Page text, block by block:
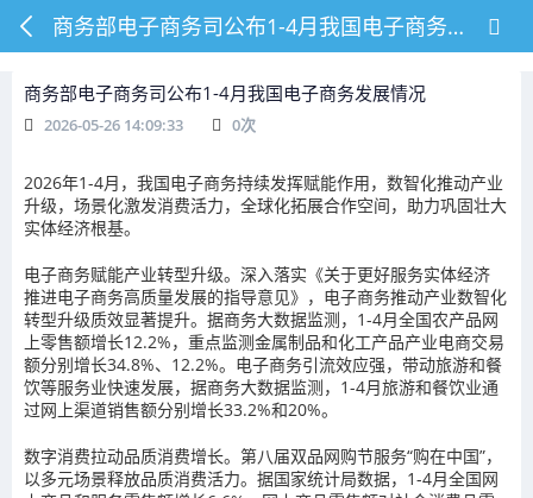
商务部电子商务司公布1-4月我国电子商务发展情况
商务部电子商务司公布1-4月我国电子商务发展情况
2026-05-26 14:09:33 0次
2026年1-4月，我国电子商务持续发挥赋能作用，数智化推动产业
升级，场景化激发消费活力，全球化拓展合作空间，助力巩固壮大
实体经济根基。
电子商务赋能产业转型升级。深入落实《关于更好服务实体经济
推进电子商务高质量发展的指导意见》，电子商务推动产业数智化
转型升级质效显著提升。据商务大数据监测，1-4月全国农产品网
上零售额增长12.2%，重点监测金属制品和化工产品产业电商交易
额分别增长34.8%、12.2%。电子商务引流效应强，带动旅游和餐
饮等服务业快速发展，据商务大数据监测，1-4月旅游和餐饮业通
过网上渠道销售额分别增长33.2%和20%。
数字消费拉动品质消费增长。第八届双品网购节服务“购在中国”，
以多元场景释放品质消费活力。据国家统计局数据，1-4月全国网